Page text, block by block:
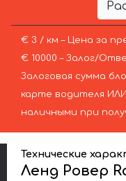
€ 3 / км – Цена за
€ 10000 – Залог/
Залоговая сумма
карте водителя
наличными при
Технические
Ленд Ровер